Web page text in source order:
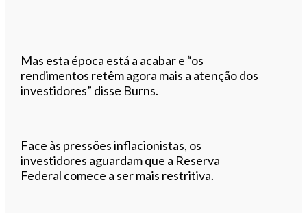
Mas esta época está a acabar e “os
rendimentos retêm agora mais a atenção dos
investidores” disse Burns.
Face às pressões inflacionistas, os
investidores aguardam que a Reserva
Federal comece a ser mais restritiva.